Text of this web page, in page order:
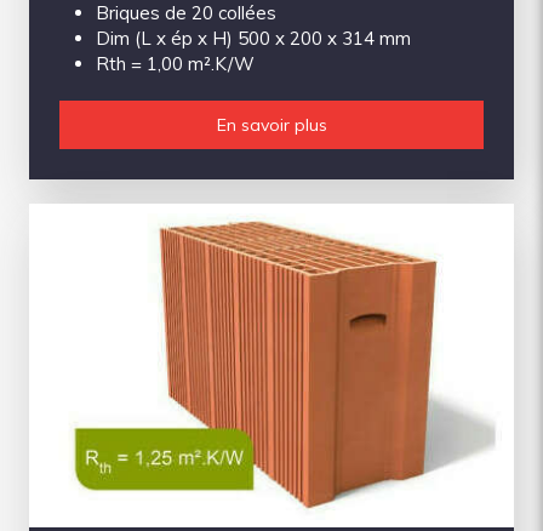
Briques de 20 collées
Dim (L x ép x H) 500 x 200 x 314 mm
Rth = 1,00 m².K/W
En savoir plus